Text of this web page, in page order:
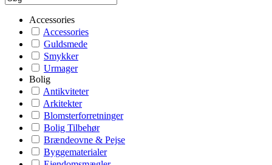
Accessories
Accessories
Guldsmede
Smykker
Urmager
Bolig
Antikviteter
Arkitekter
Blomsterforretninger
Bolig Tilbehør
Brændeovne & Pejse
Byggematerialer